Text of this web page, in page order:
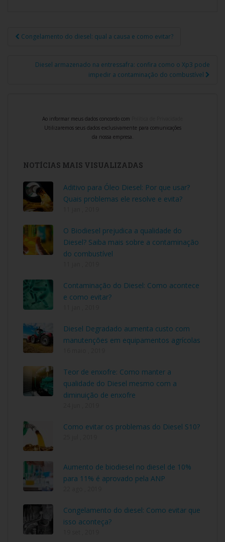
Navegação de Post
Congelamento do diesel: qual a causa e como evitar?
Diesel armazenado na entressafra: confira como o Xp3 pode
impedir a contaminação do combustível
Ao informar meus dados concordo com
Utilizaremos seus dados exclusivamente para comunicações
da nossa empresa.
NOTÍCIAS MAIS VISUALIZADAS
Aditivo para Óleo Diesel: Por que usar?
Quais problemas ele resolve e evita?
O Biodiesel prejudica a qualidade do
Diesel? Saiba mais sobre a contaminação
do combustível
Contaminação do Diesel: Como acontece
e como evitar?
Diesel Degradado aumenta custo com
manutenções em equipamentos agrícolas
Teor de enxofre: Como manter a
qualidade do Diesel mesmo com a
diminuição de enxofre
Como evitar os problemas do Diesel S10?
Aumento de biodiesel no diesel de 10%
para 11% é aprovado pela ANP
Congelamento do diesel: Como evitar que
isso aconteça?